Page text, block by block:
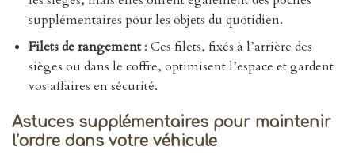
supplémentaires pour les objets du quotidien.
Filets de rangement: Ces filets, fixés à l’arrière des
sièges ou dans le coffre, optimisent l’espace et gardent
vos affaires en sécurité.
Astuces supplémentaires pour maintenir
l’ordre dans votre véhicule